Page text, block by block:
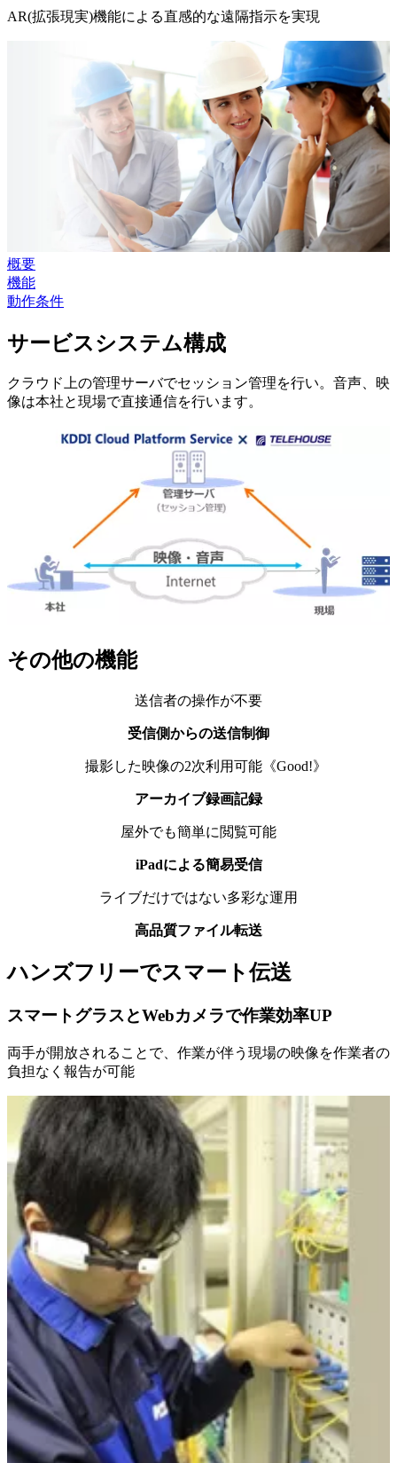
AR(拡張現実)機能による直感的な遠隔指示を実現
概要
機能
動作条件
サービスシステム構成
クラウド上の管理サーバでセッション管理を行い。音声、映
像は本社と現場で直接通信を行います。
その他の機能
送信者の操作が不要
受信側からの送信制御
撮影した映像の2次利用可能《Good!》
アーカイブ録画記録
屋外でも簡単に閲覧可能
iPadによる簡易受信
ライブだけではない多彩な運用
高品質ファイル転送
ハンズフリーでスマート伝送
スマートグラスとWebカメラで作業効率UP
両手が開放されることで、作業が伴う現場の映像を作業者の
負担なく報告が可能